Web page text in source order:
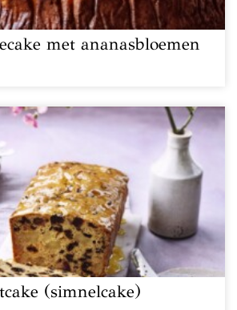
met ananasbloemen
(simnelcake)